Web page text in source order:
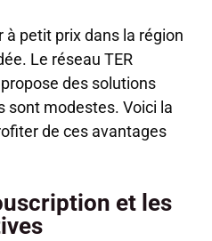
petit prix dans la région
Le réseau TER
des solutions
sont modestes. Voici la
de ces avantages
et les